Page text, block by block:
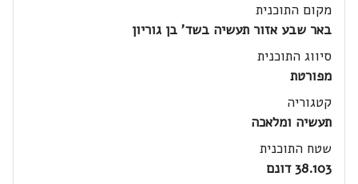
מקום התוכנית
באר שבע אזור תעשיה בשד' בן גוריון
סיווג התוכנית
מפורטת
קטגוריה
תעשיה ומלאכה
שטח התוכנית
38.103 דונם